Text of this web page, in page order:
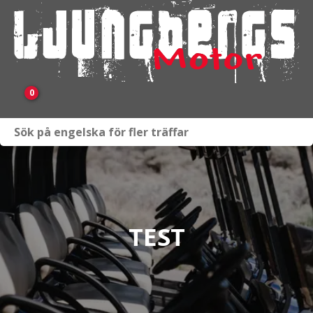
0
Fordon i lager
Verkstad
KAMPANJ
BRP
TEST